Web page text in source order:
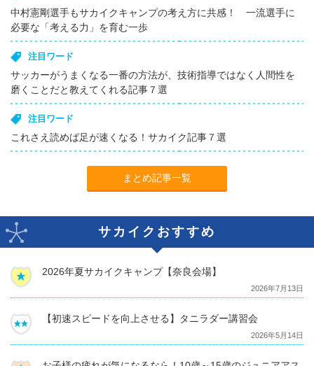
中村憲剛選手もサカイクキャンプの考え方に共感！ 一流選手に
必要な「考える力」を育む一歩
注目ワード
サッカーがうまくなる一番の方法が、技術指導ではなく人間性を
磨くことだと教えてくれる記事７選
注目ワード
これさえ読めば足が速くなる！サカイク記事７選
まとめ記事一覧
サカイクおすすめ
2026年夏サカイクキャンプ【奈良会場】
2026年7月13日
【初速スピードを向上させる】タニラダー講習会
2026年5月14日